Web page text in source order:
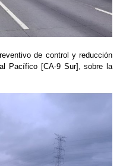
de control y reducción
Pacífico [CA-9 Sur], sobre la